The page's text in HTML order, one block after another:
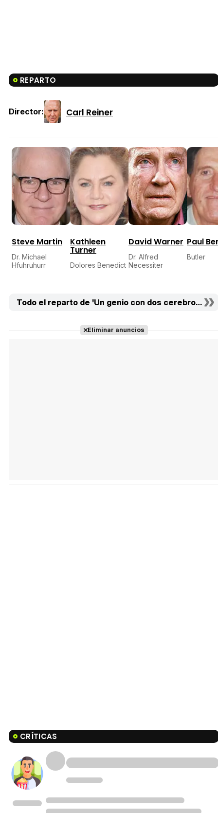
REPARTO
Director: Carl Reiner
Steve Martin
Dr. Michael
Hfuhruhurr
Kathleen
Turner
Dolores Benedict
David Warner
Dr. Alfred
Necessiter
Paul
Butler
Todo el reparto de 'Un genio con dos cerebros' (13)
Eliminar anuncios
CRÍTICAS